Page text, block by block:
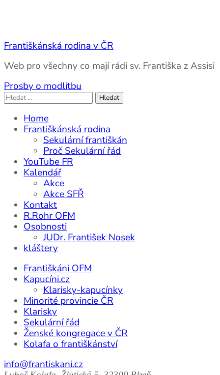
Františkánská rodina v ČR
Web pro všechny co mají rádi sv. Františka z Assisi
Prosby o modlitbu
Vyhledávání
Home
Františkánská rodina
Sekulární františkán
Proč Sekulární řád
YouTube FR
Kalendář
Akce
Akce SFŘ
Kontakt
R.Rohr OFM
Osobnosti
JUDr. František Nosek
kláštery
Františkáni OFM
Kapucíni.cz
Klarisky-kapucínky
Minorité provincie ČR
Klarisky
Sekulární řád
Ženské kongregace v ČR
Kolafa o františkánství
info@frantiskani.cz